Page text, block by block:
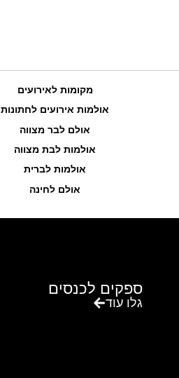
מקומות לאירועים
אולמות אירועים לחתונות
אולם לבר מצווה
אולמות לבת מצווה
אולמות לברית
אולם לחינה
ספקים לכנסים
גלו עוד